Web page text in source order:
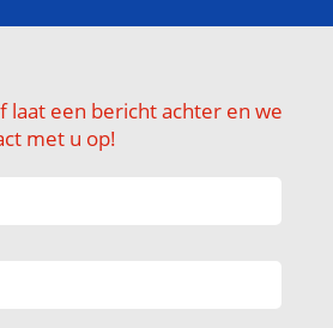
laat een bericht achter en we
met u op!